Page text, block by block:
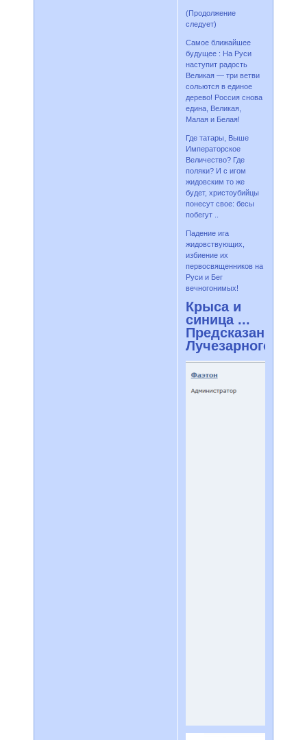
(Продолжение
следует)
Самое ближайшее
будущее : На Руси
наступит радость
Великая — три ветви
сольются в единое
дерево! Россия снова
едина, Великая,
Малая и Белая!
Где татары, Выше
Императорское
Величество? Где
поляки? И с игом
жидовским то же
будет, христоубийцы
понесут свое: бесы
побегут ..
Падение ига
жидовствующих,
избиение их
первосвященников на
Руси и Бег
вечногонимых!
Крыса и
синица ...
Предсказание
Лучезарного!